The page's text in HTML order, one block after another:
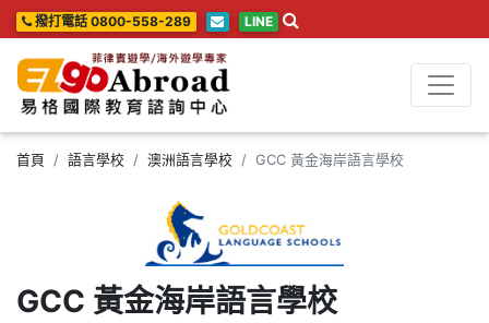
撥打電話 0800-558-289 LINE
首頁 語言學校 澳洲語言學校 GCC 黃金海岸語言學校
GCC 黃金海岸語言學校